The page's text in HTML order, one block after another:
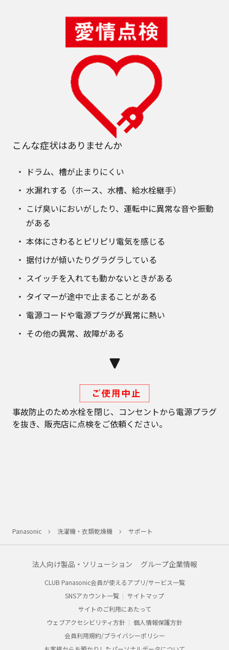
こんな症状はありませんか
ドラム、槽が止まりにくい
水漏れする（ホース、水槽、給水栓継手）
こげ臭いにおいがしたり、運転中に異常な音や振動
がある
本体にさわるとピリピリ電気を感じる
据付けが傾いたりグラグラしている
スイッチを入れても動かないときがある
タイマーが途中で止まることがある
電源コードや電源プラグが異常に熱い
その他の異常、故障がある
事故防止のため水栓を閉じ、コンセントから電源プラグ
を抜き、販売店に点検をご依頼ください。
Panasonic 洗濯機・衣類乾燥機 サポート
法人向け製品・ソリューション グループ企業情報
CLUB Panasonic会員が使えるアプリ/サービス一覧
SNSアカウント一覧
サイトマップ
サイトのご利用にあたって
ウェブアクセシビリティ方針
個人情報保護方針
会員利用規約/プライバシーポリシー